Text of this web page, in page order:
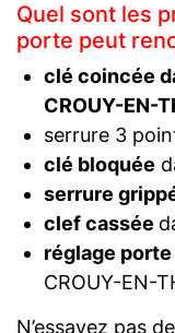
Quel sont les
porte peut
clé coincée
CROUY-EN-
serrure 3
clé bloquée
serrure
clef cassée
réglage porte
CROUY-EN-
N’essayez pas